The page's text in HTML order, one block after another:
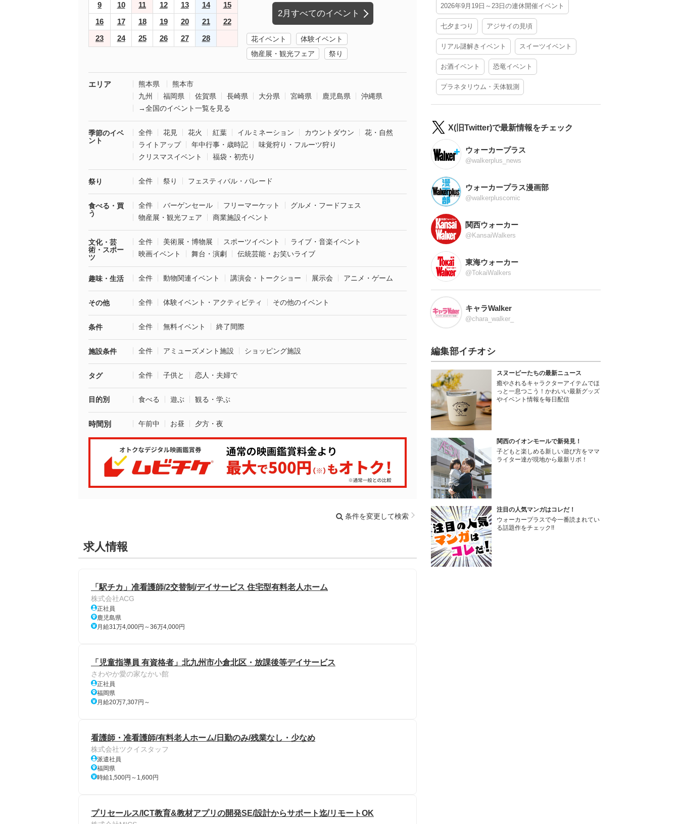
9
10 11 12 13 14
15
16
17 18 19 20 21
22
23
24 25 26 27 28
2月すべてのイベント
花イベント
体験イベント
物産展・観光フェア
祭り
エリア 熊本県
熊本市
九州
福岡県 佐賀県 長崎県 大分県 宮崎県 鹿児島県
沖縄県
→全国のイベント一覧を見る
季節のイベ
ント
全件 花見 花火 紅葉 イルミネーション カウントダウン
花・自然
ライトアップ
年中行事・歳時記
味覚狩り・フルーツ狩り
クリスマスイベント
福袋・初売り
祭り 全件 祭り フェスティバル・パレード
食べる・買
う
全件 バーゲンセール フリーマーケット
グルメ・フードフェス
物産展・観光フェア
商業施設イベント
文化・芸
術・スポー
ツ
全件 美術展・博物展 スポーツイベント
ライブ・音楽イベント
映画イベント
舞台・演劇 伝統芸能・お笑いライブ
趣味・生活 全件 動物関連イベント 講演会・トークショー 展示会 アニメ・ゲーム
その他 全件 体験イベント・アクティビティ その他のイベント
条件 全件 無料イベント 終了間際
施設条件 全件 アミューズメント施設 ショッピング施設
タグ 全件 子供と 恋人・夫婦で
目的別 食べる 遊ぶ 観る・学ぶ
時間別 午前中 お昼 夕方・夜
条件を変更して検索
求人情報
「駅チカ」准看護師/2交替制/デイサービス 住宅型有料老人ホーム
株式会社ACG
正社員
鹿児島県
月給31万4,000円～36万4,000円
「児童指導員 有資格者」北九州市小倉北区・放課後等デイサービス
さわやか愛の家なかい館
正社員
福岡県
月給20万7,307円～
看護師・准看護師/有料老人ホーム/日勤のみ/残業なし・少なめ
株式会社ツクイスタッフ
派遣社員
福岡県
時給1,500円～1,600円
プリセールス/ICT教育&教材アプリの開発SE/設計からサポート迄/リモートOK
2026年9月19日～23日の連休開催イベント
七夕まつり アジサイの見頃
リアル謎解きイベント スイーツイベント
お酒イベント 恐竜イベント
プラネタリウム・天体観測
X(旧Twitter)で最新情報をチェック
ウォーカープラス
@walkerplus_news
ウォーカープラス漫画部
@walkerpluscomic
関西ウォーカー
@KansaiWalkers
東海ウォーカー
@TokaiWalkers
キャラWalker
@chara_walker_
編集部イチオシ
スヌーピーたちの最新ニュース
癒やされるキャラクターアイテムでほ
っと一息つこう！かわいい最新グッズ
やイベント情報を毎日配信
関西のイオンモールで新発見！
子どもと楽しめる新しい遊び方をママ
ライター達が現地から最新リポ！
注目の人気マンガはコレだ！
ウォーカープラスで今一番読まれてい
る話題作をチェック!!